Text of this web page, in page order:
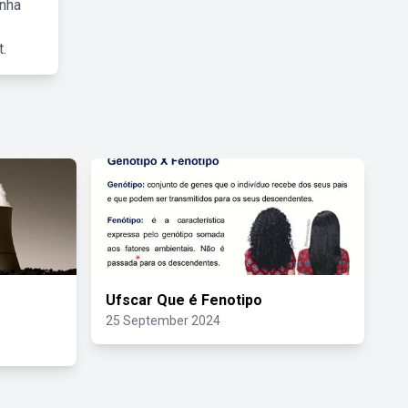
Ufscar Que é Fenotipo
25 September 2024